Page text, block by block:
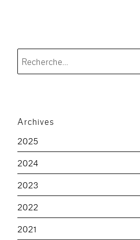
Archives
2025
2024
2023
2022
2021